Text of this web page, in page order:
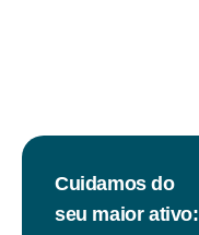
Cuidamos do
seu maior ativo: